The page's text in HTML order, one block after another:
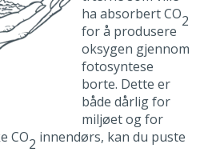
ha absorbert CO2
for å produsere
oksygen gjennom
fotosyntese
borte. Dette er
både dårlig for
miljøet og for
CO2 innendørs, kan du puste